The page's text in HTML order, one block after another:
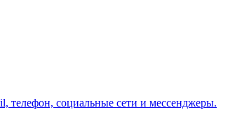
телефон, социальные сети и мессенджеры.